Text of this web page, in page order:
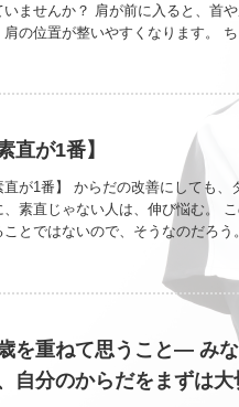
いませんか？ 肩が前に入ると、首
肩の位置が整いやすくなります。
直が1番】
直が1番】 からだの改善にしても
、素直じゃない人は、伸び悩む。
ことではないので、そうなのだろ
ない ・人よりも優れているかが気
どの特徴がある。 どんな風に過ご
が、楽しく楽に生きていけるんだ
でできている】 https://ameblo.jp/
歳を重ねて思うこと― み
自分のからだをまずは